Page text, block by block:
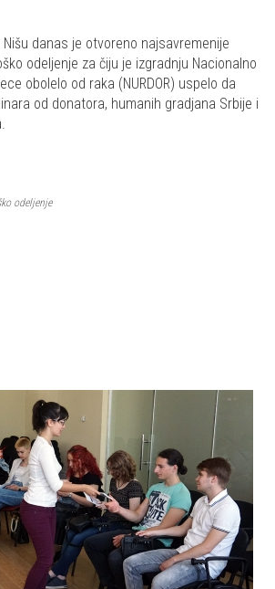
danas je otvoreno najsavremenije
odeljenje za čiju je izgradnju Nacionalno
obolelo od raka (NURDOR) uspelo da
od donatora, humanih gradjana Srbije i
odeljenje